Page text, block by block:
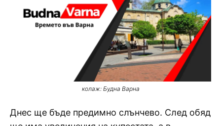
колаж: Будна Варна
Днес ще бъде предимно слънчево. След обяд